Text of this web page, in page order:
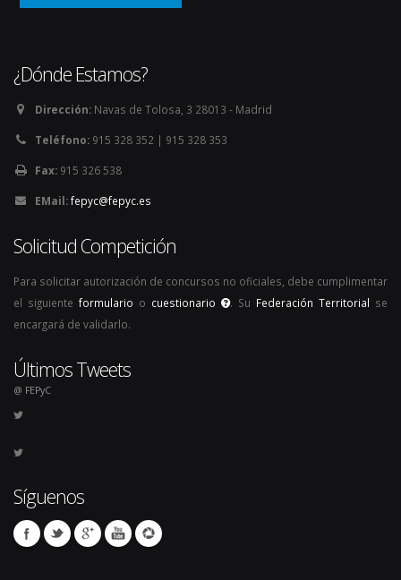
¿Dónde Estamos?
Dirección: Navas de Tolosa, 3 28013 - Madrid
Teléfono: 915 328 352 | 915 328 353
Fax: 915 326 538
EMail:fepyc@fepyc.es
Solicitud Competición
Para solicitar autorización de concursos no oficiales, debe cumplimentar
el siguiente formulario o cuestionario . Su Federación Territorial se
encargará de validarlo.
Últimos Tweets
@ FEPyC
Síguenos